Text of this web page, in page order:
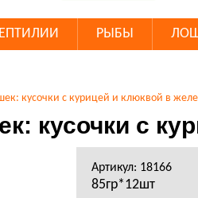
РЫБЫ
кусочки с курицей и клюквой в желе
кусочки с
Артикул: 18166
85гр*12шт